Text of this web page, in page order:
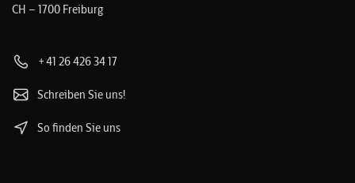
CH – 1700 Freiburg
+41 26 426 34 17
Schreiben Sie uns!
So finden Sie uns